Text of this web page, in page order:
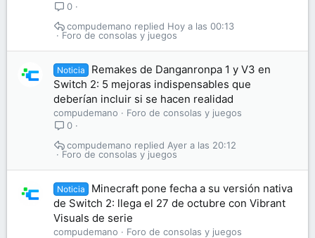
0
Foro de consolas y juegos
Hoy a las 00:13
compudemano
Noticia
Remakes de Danganronpa 1 y V3 en
Switch 2: 5 mejoras indispensables que
deberían incluir si se hacen realidad
compudemano
Foro de consolas y juegos
0
Foro de consolas y juegos
Ayer a las 20:12
compudemano
Noticia
Minecraft pone fecha a su versión nativa
de Switch 2: llega el 27 de octubre con Vibrant
Visuals de serie
compudemano
Foro de consolas y juegos